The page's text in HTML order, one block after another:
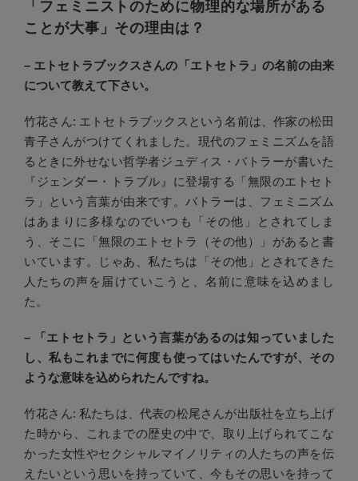
「フェミニストのために物理的な場所がある
ことが大事」その理由は？
– エトセトラブックスさんの「エトセトラ」の名前の由来
について教えて下さい。
竹花さん: エトセトラブックスという名前は、作家の松田
青子さんがつけてくれました。現代のフェミニズムを語
るときに外せない哲学者ジュディス・バトラーが書いた
『ジェンダー・トラブル』に登場する「無限のエトセト
ラ」という言葉が由来です。バトラーは、フェミニズム
はあまりに多様なのでいつも「その他」とされてしま
う、そこに「無限のエトセトラ（その他）」があると書
いています。じゃあ、私たちは「その他」とされてきた
人たちの声を届けていこうと、名前に意味を込めまし
た。
– 「エトセトラ」という言葉があるのは知っていました
し、私もこれまでに何度も使ってはいたんですが、その
ような意味を込められたんですね。
竹花さん: 私たちは、代表の松尾さんが出版社を立ち上げ
た時から、これまでの歴史の中で、取り上げられてこな
かった女性やセクシャルマイノリティの人たちの声を伝
えたいという思いを持っていて、今もその思いを持って